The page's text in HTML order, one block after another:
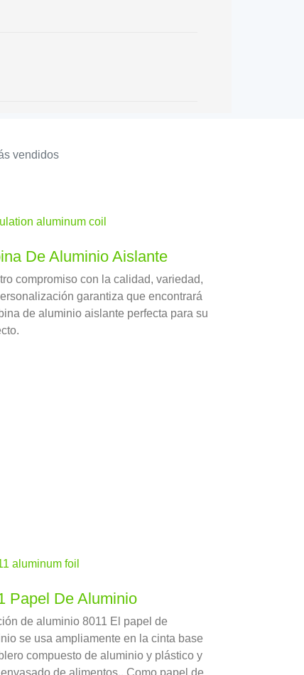
vendidos
De Aluminio Aislante
compromiso con la calidad, variedad,
garantiza que encontrará
de aluminio aislante perfecta para su
Papel De Aluminio
de aluminio 8011 El papel de
se usa ampliamente en la cinta base
compuesto de aluminio y plástico y
de alimentos.. Como papel de